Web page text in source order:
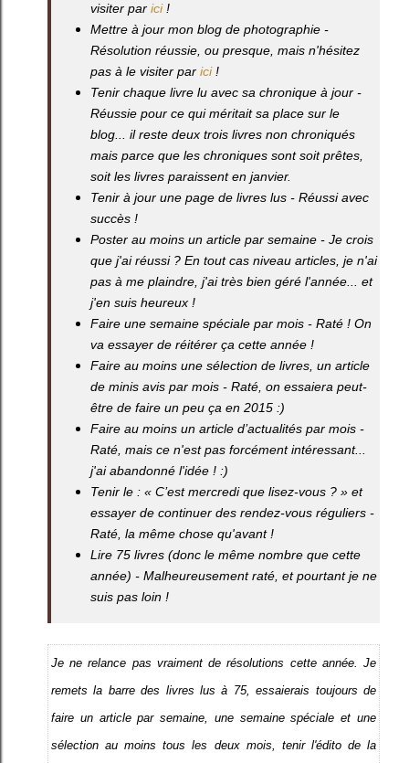
visiter par ici!
Mettre à jour mon blog de photographie -
Résolution réussie, ou presque, mais n'hésitez
pas à le visiter par ici!
Tenir chaque livre lu avec sa chronique à jour -
Réussie pour ce qui méritait sa place sur le
blog... il reste deux trois livres non chroniqués
mais parce que les chroniques sont soit prêtes,
soit les livres paraissent en janvier.
Tenir à jour une page de livres lus - Réussi avec
succès !
Poster au moins un article par semaine - Je crois
que j'ai réussi ? En tout cas niveau articles, je n'ai
pas à me plaindre, j'ai très bien géré l'année... et
j'en suis heureux !
Faire une semaine spéciale par mois - Raté ! On
va essayer de réitérer ça cette année !
Faire au moins une sélection de livres, un article
de minis avis par mois - Raté, on essaiera peut-
être de faire un peu ça en 2015 :)
Faire au moins un article d’actualités par mois -
Raté, mais ce n'est pas forcément intéressant...
j'ai abandonné l'idée ! :)
Tenir le : « C’est mercredi que lisez-vous ? » et
essayer de continuer des rendez-vous réguliers -
Raté, la même chose qu'avant !
Lire 75 livres (donc le même nombre que cette
année) - Malheureusement raté, et pourtant je ne
suis pas loin !
Je ne relance pas vraiment de résolutions cette année. Je
remets la barre des livres lus à 75, essaierais toujours de
faire un article par semaine, une semaine spéciale et une
sélection au moins tous les deux mois, tenir l'édito de la